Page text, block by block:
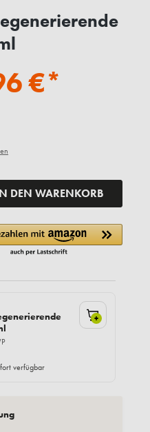
€*
DEN WARENKORB
verfügbar
+